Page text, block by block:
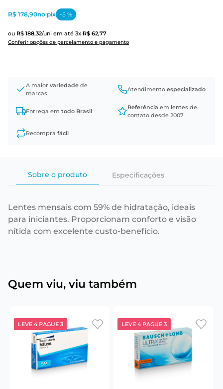
ou R$ 188,32/uni em até 3x R$ 62,77
Conferir opções de parcelamento e pagamento
R$ 178,90no pix -5 %
A maior variedade de
marcas
Atendimento especializado
Entrega em todo Brasil
Referência em lentes de
contato desde 2007
Recompra fácil
Sobre o produto Especificações
Lentes mensais com 59% de hidratação, ideais
para iniciantes. Proporcionam conforto e visão
nítida com excelente custo-benefício.
Quem viu, viu também
LEVE 4 PAGUE 3 LEVE 4 PAGUE 3